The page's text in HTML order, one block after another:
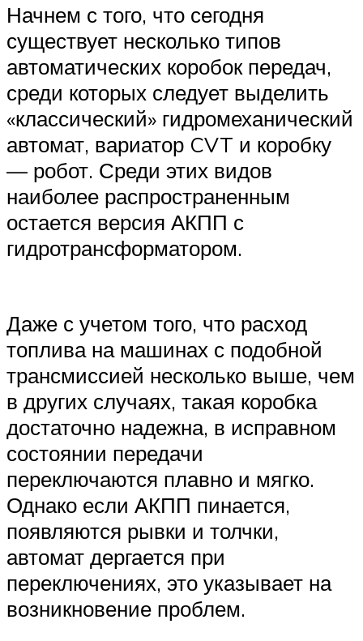
Начнем с того, что сегодня
существует несколько типов
автоматических коробок передач,
среди которых следует выделить
«классический» гидромеханический
автомат, вариатор CVT и коробку
— робот. Среди этих видов
наиболее распространенным
остается версия АКПП с
гидротрансформатором.
Даже с учетом того, что расход
топлива на машинах с подобной
трансмиссией несколько выше, чем
в других случаях, такая коробка
достаточно надежна, в исправном
состоянии передачи
переключаются плавно и мягко.
Однако если АКПП пинается,
появляются рывки и толчки,
автомат дергается при
переключениях, это указывает на
возникновение проблем.